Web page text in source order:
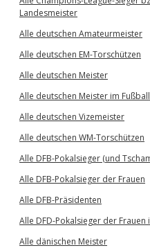
Landesmeister
Alle deutschen Amateurmeister
Alle deutschen EM-Torschützen
Alle deutschen Meister
Alle deutschen Meister im
Alle deutschen Vizemeister
Alle deutschen WM-Torschützen
Alle DFB-Pokalsieger (und
Alle DFB-Pokalsieger der Frauen
Alle DFB-Präsidenten
Alle DFD-Pokalsieger der Frauen
Alle dänischen Meister